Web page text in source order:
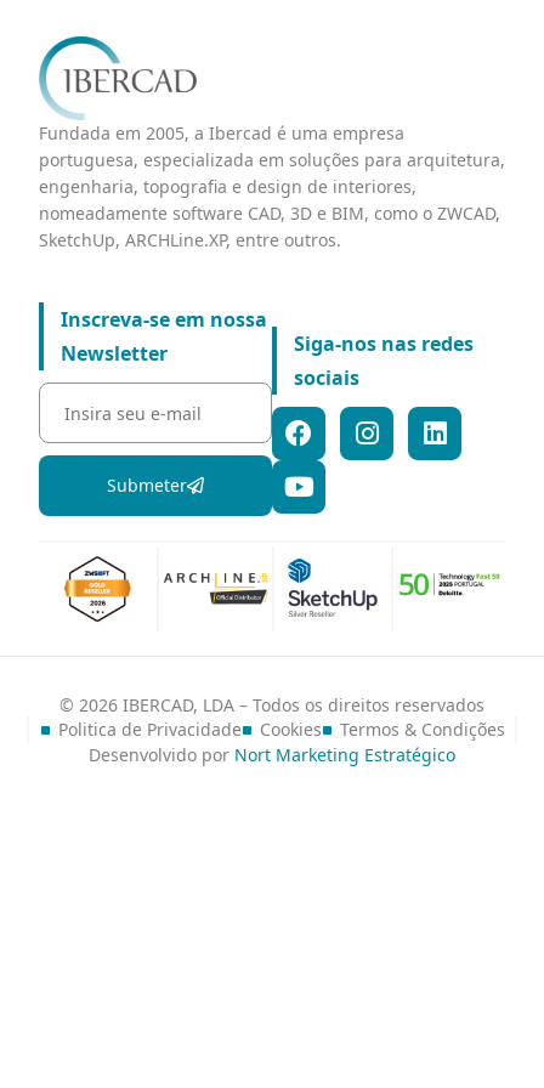
Fundada em 2005, a Ibercad é uma empresa
portuguesa, especializada em soluções para arquitetura,
engenharia, topografia e design de interiores,
nomeadamente software CAD, 3D e BIM, como o ZWCAD,
SketchUp, ARCHLine.XP, entre outros.
Inscreva-se em nossa
Newsletter
Submeter
Siga-nos nas redes
sociais
© 2026 IBERCAD, LDA – Todos os direitos reservados
Politica de Privacidade
Cookies
Termos & Condições
Desenvolvido por Nort Marketing Estratégico